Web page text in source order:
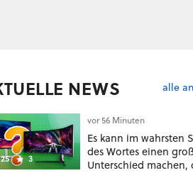
NEWS alle
3
vor 56 Minuten
Es kann im wahrsten
des Wortes einen
Unterschied machen,